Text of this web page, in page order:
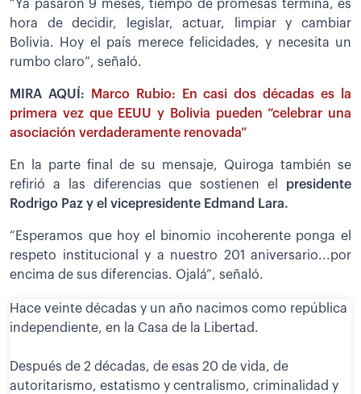
“Ya pasaron 9 meses, tiempo de promesas termina, es
hora de decidir, legislar, actuar, limpiar y cambiar
Bolivia. Hoy el país merece felicidades, y necesita un
rumbo claro”, señaló.
MIRA AQUÍ:
Marco Rubio: En casi dos décadas es la
primera vez que EEUU y Bolivia pueden “celebrar una
asociación verdaderamente renovada”
En la parte final de su mensaje, Quiroga también se
refirió a las diferencias que sostienen el
presidente
Rodrigo Paz y el vicepresidente Edmand Lara.
“Esperamos que hoy el binomio incoherente ponga el
respeto institucional y a nuestro 201 aniversario...por
encima de sus diferencias. Ojalá”, señaló.
Hace veinte décadas y un año nacimos como república
independiente, en la Casa de la Libertad.
Después de 2 décadas, de esas 20 de vida, de
autoritarismo, estatismo y centralismo, criminalidad y